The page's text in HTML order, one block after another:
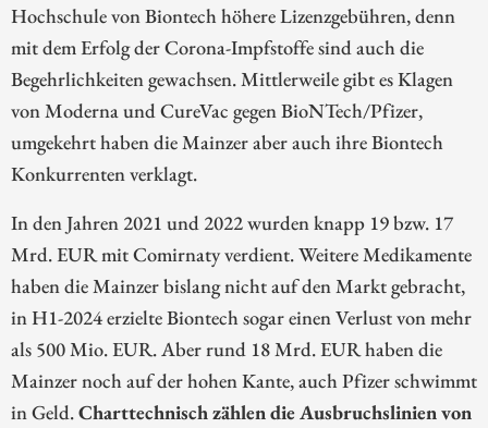
Hochschule von Biontech höhere Lizenzgebühren, denn
mit dem Erfolg der Corona-Impfstoffe sind auch die
Begehrlichkeiten gewachsen. Mittlerweile gibt es Klagen
von Moderna und CureVac gegen BioNTech/Pfizer,
umgekehrt haben die Mainzer aber auch ihre Biontech
Konkurrenten verklagt.
In den Jahren 2021 und 2022 wurden knapp 19 bzw. 17
Mrd. EUR mit Comirnaty verdient. Weitere Medikamente
haben die Mainzer bislang nicht auf den Markt gebracht,
in H1-2024 erzielte Biontech sogar einen Verlust von mehr
als 500 Mio. EUR. Aber rund 18 Mrd. EUR haben die
Mainzer noch auf der hohen Kante, auch Pfizer schwimmt
in Geld.Charttechnisch zählen die Ausbruchslinien von